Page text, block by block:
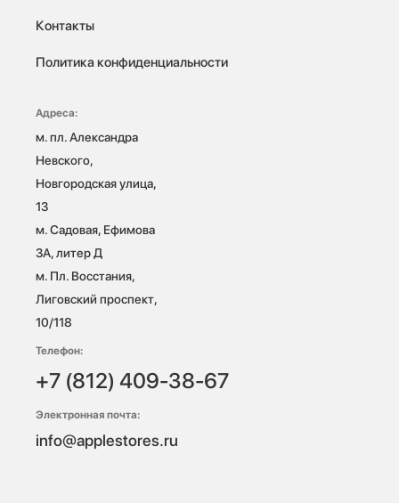
Контакты
Политика конфиденциальности
Адреса:
м. пл. Александра
Невского,
Новгородская улица,
13
м. Садовая, Ефимова
3А, литер Д
м. Пл. Восстания,
Лиговский проспект,
10/118
Телефон:
+7 (812) 409-38-67
Электронная почта:
info@applestores.ru